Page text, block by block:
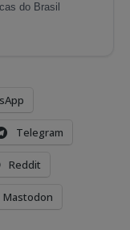
do Brasil
Telegram
Reddit
Mastodon